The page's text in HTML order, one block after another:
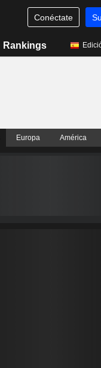
Conéctate
Rankings
Europa América